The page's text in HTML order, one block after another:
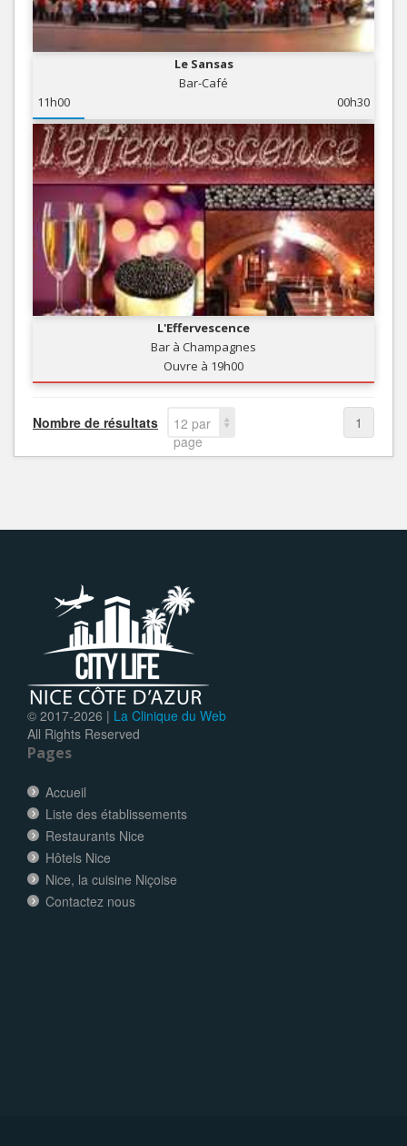
Le Sansas
Bar-Café
11h00
00h30
L'Effervescence
Bar à Champagnes
Ouvre à 19h00
Nombre de résultats
12 par
page
1
© 2017-2026 | La Clinique du Web
All Rights Reserved
Pages
Accueil
Liste des établissements
Restaurants Nice
Hôtels Nice
Nice, la cuisine Niçoise
Contactez nous